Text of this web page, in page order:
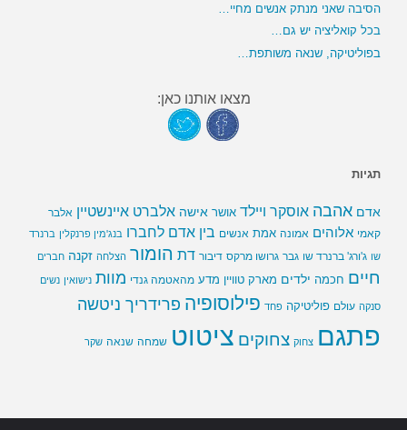
הסיבה שאני מנתק אנשים מחיי…
בכל קואליציה יש גם…
בפוליטיקה, שנאה משותפת…
מצאו אותנו כאן:
תגיות
אדם אהבה אוסקר ויילד אושר אישה אלברט איינשטיין אלבר
קאמי אלוהים אמונה אמת אנשים בין אדם לחברו בנג'מין פרנקלין ברנרד
שו ג'ורג' ברנרד שו גבר גרושו מרקס דיבור דת הומור הצלחה זקנה חברים
חיים חכמה ילדים מארק טוויין מדע מהאטמה גנדי מוות נישואין נשים
סנקה עולם פוליטיקה פחד פילוסופיה פרידריך ניטשה
פתגם צחוק צחוקים ציטוט שמחה שנאה שקר